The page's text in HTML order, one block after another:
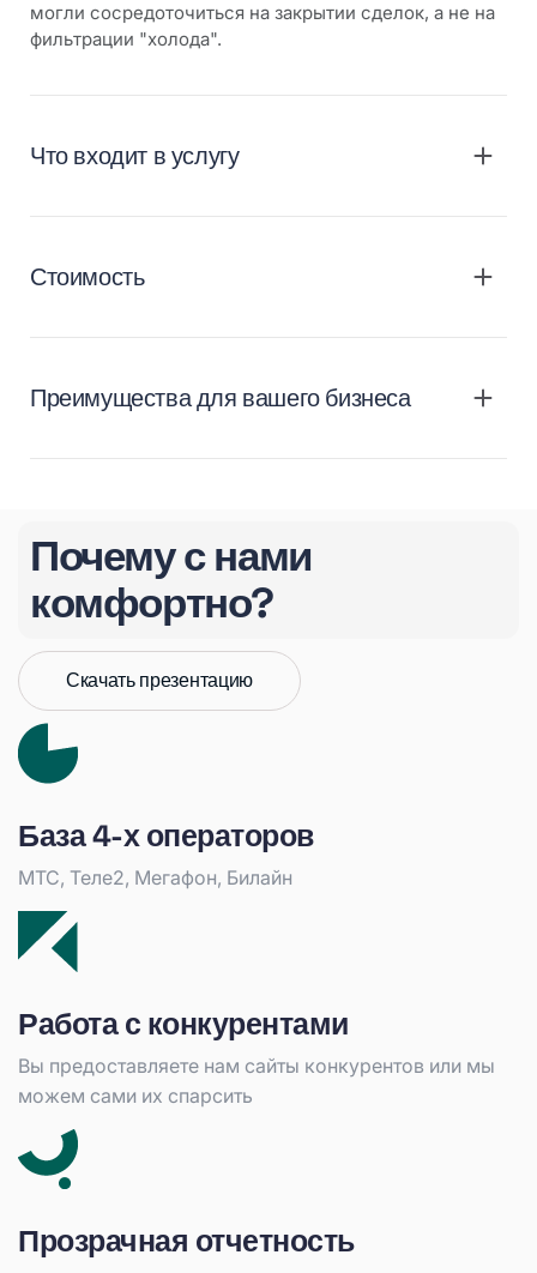
могли сосредоточиться на закрытии сделок, а не на
фильтрации "холода".
Что входит в услугу
Стоимость
Преимущества для вашего бизнеса
Почему с нами
комфортно?
Скачать презентацию
База 4-х операторов
МТС, Теле2, Мегафон, Билайн
Работа с конкурентами
Вы предоставляете нам сайты конкурентов или мы
можем сами их спарсить
Прозрачная отчетность